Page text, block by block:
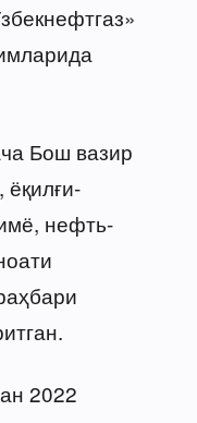
Бош вазир
нефть-
2022